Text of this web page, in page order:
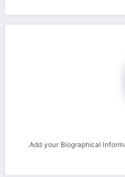
Add your Biographical